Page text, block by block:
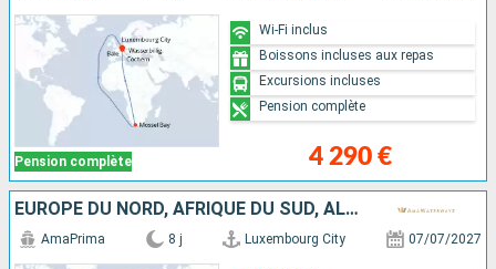
Pension complète 4 290 €
Wi-Fi inclus
Boissons incluses aux repas
Excursions incluses
Pension complète
EUROPE DU NORD, AFRIQUE DU SUD, ALLEMAGNE, FRANCE, SUISSE
AmaPrima 8 j Luxembourg City 07/07/2027